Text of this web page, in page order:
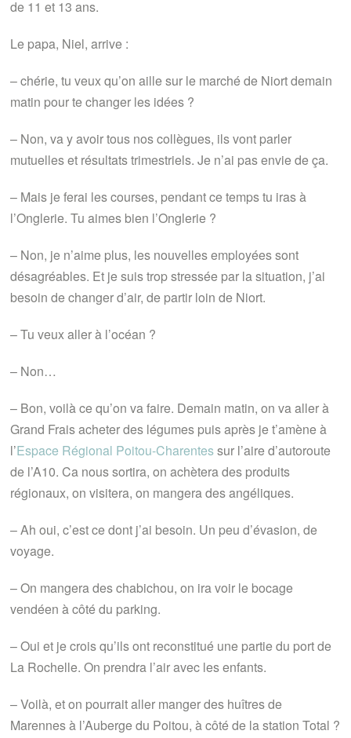
de 11 et 13 ans.
Le papa, Niel, arrive :
– chérie, tu veux qu’on aille sur le marché de Niort demain
matin pour te changer les idées ?
– Non, va y avoir tous nos collègues, ils vont parler
mutuelles et résultats trimestriels. Je n’ai pas envie de ça.
– Mais je ferai les courses, pendant ce temps tu iras à
l’Onglerie. Tu aimes bien l’Onglerie ?
– Non, je n’aime plus, les nouvelles employées sont
désagréables. Et je suis trop stressée par la situation, j’ai
besoin de changer d’air, de partir loin de Niort.
– Tu veux aller à l’océan ?
– Non…
– Bon, voilà ce qu’on va faire. Demain matin, on va aller à
Grand Frais acheter des légumes puis après je t’amène à
l’Espace Régional Poitou-Charentessur l’aire d’autoroute
de l’A10. Ca nous sortira, on achètera des produits
régionaux, on visitera, on mangera des angéliques.
– Ah oui, c’est ce dont j’ai besoin. Un peu d’évasion, de
voyage.
– On mangera des chabichou, on ira voir le bocage
vendéen à côté du parking.
– Oui et je crois qu’ils ont reconstitué une partie du port de
La Rochelle. On prendra l’air avec les enfants.
– Voilà, et on pourrait aller manger des huîtres de
Marennes à l’Auberge du Poitou, à côté de la station Total ?